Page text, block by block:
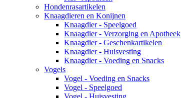
Hondenrasartikelen
Knaagdieren en Konijnen
Knaagdier - Speelgoed
Knaagdier - Verzorging en Apotheek
Knaagdier - Geschenkartikelen
Knaagdier - Huisvesting
Knaagdier - Voeding en Snacks
Vogels
Vogel - Voeding en Snacks
Vogel - Speelgoed
Vogel - Huisvesting